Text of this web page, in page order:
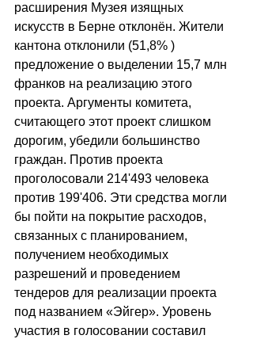
расширения Музея изящных
искусств в Берне отклонён. Жители
кантона отклонили (51,8% )
предложение о выделении 15,7 млн
франков на реализацию этого
проекта. Аргументы комитета,
считающего этот проект слишком
дорогим, убедили большинство
граждан. Против проекта
проголосовали 214'493 человека
против 199'406. Эти средства могли
бы пойти на покрытие расходов,
связанных с планированием,
получением необходимых
разрешений и проведением
тендеров для реализации проекта
под названием «Эйгер». Уровень
участия в голосовании составил